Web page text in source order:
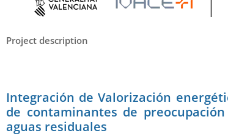
Project description
Integración de Valorización
de contaminantes de
aguas residuales